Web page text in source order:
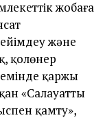
жобаға
және
қолөнер
қаржы
«Салауатты
қамту»,